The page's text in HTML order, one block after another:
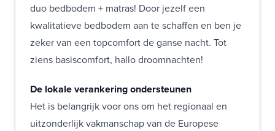
duo bedbodem + matras! Door jezelf een
kwalitatieve bedbodem aan te schaffen en ben je
zeker van een topcomfort de ganse nacht. Tot
ziens basiscomfort, hallo droomnachten!
De lokale verankering ondersteunen
Het is belangrijk voor ons om het regionaal en
uitzonderlijk vakmanschap van de Europese